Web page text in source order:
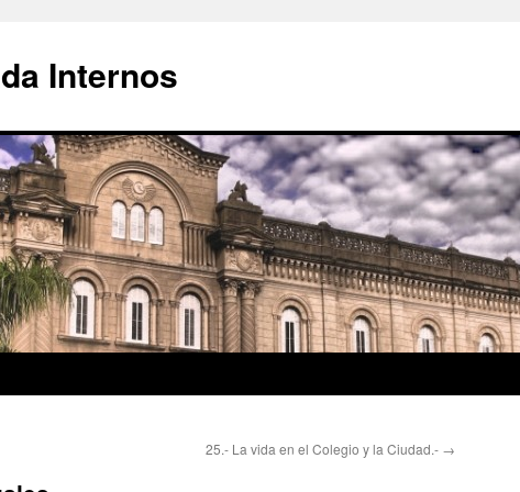
Internos
25.- La vida en el Colegio y la Ciudad.- →